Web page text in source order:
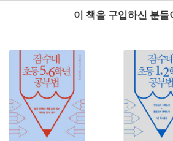
이 책을 구입하신 분